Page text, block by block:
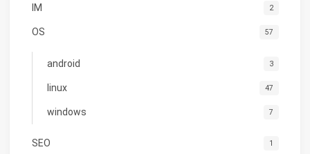
IM 2
OS 57
android 3
linux 47
windows 7
SEO 1